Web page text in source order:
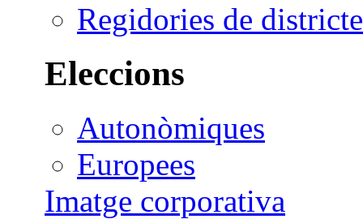
Regidories de districte
Eleccions
Autonòmiques
Europees
Imatge corporativa